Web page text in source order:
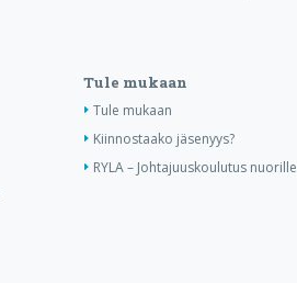
Tule mukaan
Tule mukaan
Kiinnostaako jäsenyys?
RYLA – Johtajuuskoulutus nuorille